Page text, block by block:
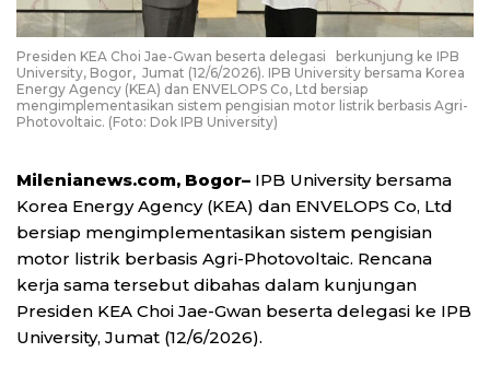
Presiden KEA Choi Jae-Gwan beserta delegasi berkunjung ke IPB
University, Bogor, Jumat (12/6/2026). IPB University bersama Korea
Energy Agency (KEA) dan ENVELOPS Co, Ltd bersiap
mengimplementasikan sistem pengisian motor listrik berbasis Agri-
Photovoltaic. (Foto: Dok IPB University)
Milenianews.com, Bogor– IPB University bersama
Korea Energy Agency (KEA) dan ENVELOPS Co, Ltd
bersiap mengimplementasikan sistem pengisian
motor listrik berbasis Agri-Photovoltaic. Rencana
kerja sama tersebut dibahas dalam kunjungan
Presiden KEA Choi Jae-Gwan beserta delegasi ke IPB
University, Jumat (12/6/2026).